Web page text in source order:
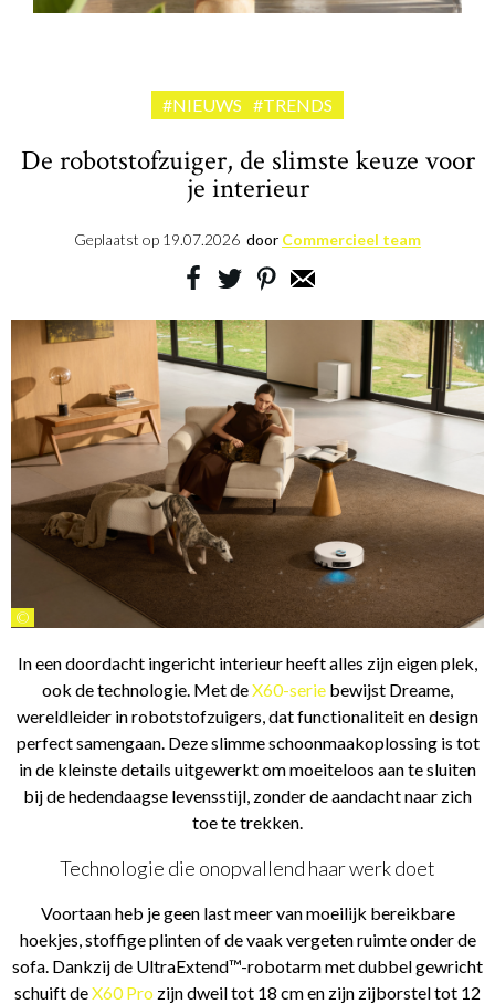
#NIEUWS #TRENDS
De robotstofzuiger, de slimste keuze voor
je interieur
Geplaatst op 19.07.2026 door Commercieel team
©
In een doordacht ingericht interieur heeft alles zijn eigen plek,
ook de technologie. Met deX60-serie bewijst Dreame,
wereldleider in robotstofzuigers, dat functionaliteit en design
perfect samengaan. Deze slimme schoonmaakoplossing is tot
in de kleinste details uitgewerkt om moeiteloos aan te sluiten
bij de hedendaagse levensstijl, zonder de aandacht naar zich
toe te trekken.
Technologie die onopvallend haar werk doet
Voortaan heb je geen last meer van moeilijk bereikbare
hoekjes, stoffige plinten of de vaak vergeten ruimte onder de
sofa. Dankzij de UltraExtend™-robotarm met dubbel gewricht
schuift deX60 Pro zijn dweil tot 18 cm en zijn zijborstel tot 12